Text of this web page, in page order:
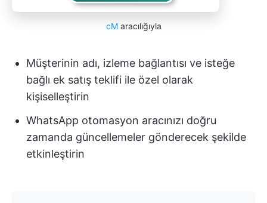
cMaracılığıyla
Müşterinin adı, izleme bağlantısı ve isteğe
bağlı ek satış teklifi ile özel olarak
kişiselleştirin
WhatsApp otomasyon aracınızı doğru
zamanda güncellemeler gönderecek şekilde
etkinleştirin